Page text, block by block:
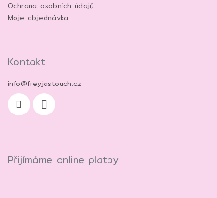
Ochrana osobních údajů
Moje objednávka
Kontakt
info@freyjastouch.cz
Přijímáme online platby